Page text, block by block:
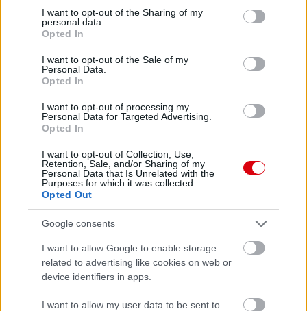
not limited to your visit or usage behaviour. You may click to
grant or deny consent to Google and its third-party tags to
use your data for below specified purposes in below Google
consent section.
I want to opt-out of the Sharing of my
personal data.
Opted In
I want to opt-out of the Sale of my
Personal Data.
Opted In
I want to opt-out of processing my
Personal Data for Targeted Advertising.
Opted In
I want to opt-out of Collection, Use,
Retention, Sale, and/or Sharing of my
Personal Data that Is Unrelated with the
Purposes for which it was collected.
Opted Out
Google consents
I want to allow Google to enable storage
related to advertising like cookies on web or
device identifiers in apps.
I want to allow my user data to be sent to